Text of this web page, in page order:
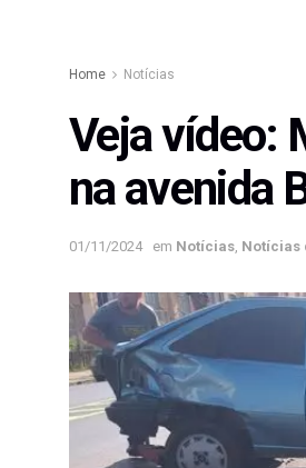
Home Notícias
Veja vídeo:
na avenida
01/11/2024 em Notícias Notícias